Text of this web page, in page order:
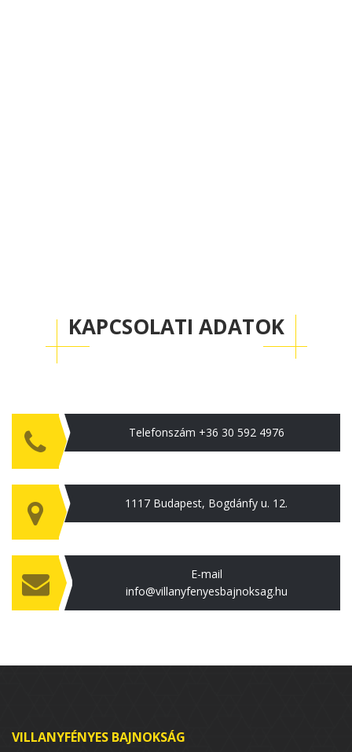
KAPCSOLATI ADATOK
Telefonszám +36 30 592 4976
1117 Budapest, Bogdánfy u. 12.
E-mail
info@villanyfenyesbajnoksag.hu
VILLANYFÉNYES BAJNOKSÁG